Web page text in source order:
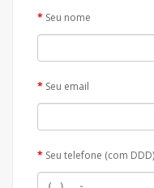
Seu nome
Seu email
Seu telefone (com DDD)